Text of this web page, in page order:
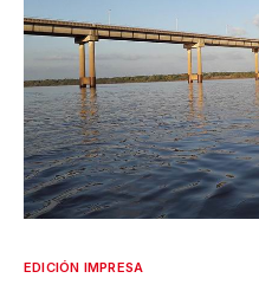
EDICIÓN IMPRESA